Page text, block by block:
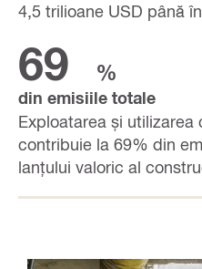
4,5 trilioane USD până
69 %
din emisiile totale
Exploatarea și utilizarea
contribuie la 69% din
lanțului valoric al